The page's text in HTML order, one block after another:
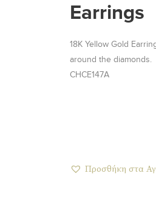
Earrings
18K Yellow Gold
around the diamonds.
CHCE147A
Προσθήκη στα